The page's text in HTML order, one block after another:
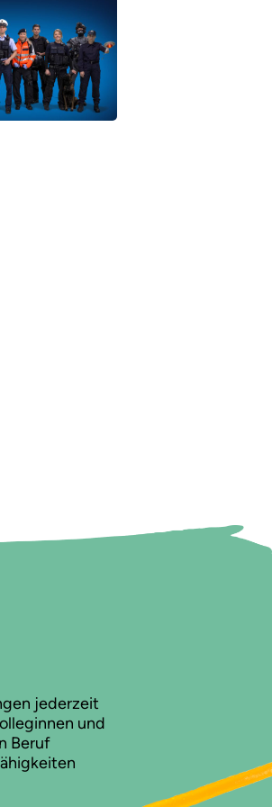
jederzeit
und
Beruf